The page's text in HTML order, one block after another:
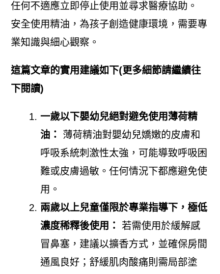
任何不適應立即停止使用並尋求醫療協助。
安全使用精油，為孩子創造健康環境，需要專
業知識與細心觀察。
這篇文章的實用建議如下(更多細節請繼續往
下閱讀)
一歲以下嬰幼兒絕對避免使用薄荷精
油：
薄荷精油對嬰幼兒嬌嫩的皮膚和
呼吸系統刺激性太強，可能導致呼吸困
難或皮膚過敏。任何情況下都應避免使
用。
兩歲以上兒童僅限於專業指導下，極低
濃度稀釋後使用： 若需使用於緩解感
冒鼻塞，建議以擴香方式，並確保房間
通風良好；舒緩肌肉酸痛則需局部塗